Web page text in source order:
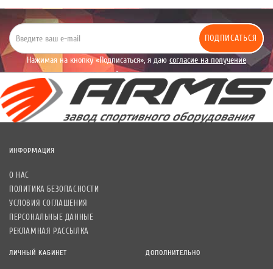
ПОДПИСАТЬСЯ
Нажимая на кнопку «Подписаться», я даю согласие на получение
уведомлений рекламного характера.
ИНФОРМАЦИЯ
О НАС
ПОЛИТИКА БЕЗОПАСНОСТИ
УСЛОВИЯ СОГЛАШЕНИЯ
ПЕРСОНАЛЬНЫЕ ДАННЫЕ
РЕКЛАМНАЯ РАССЫЛКА
ЛИЧНЫЙ КАБИНЕТ ДОПОЛНИТЕЛЬНО